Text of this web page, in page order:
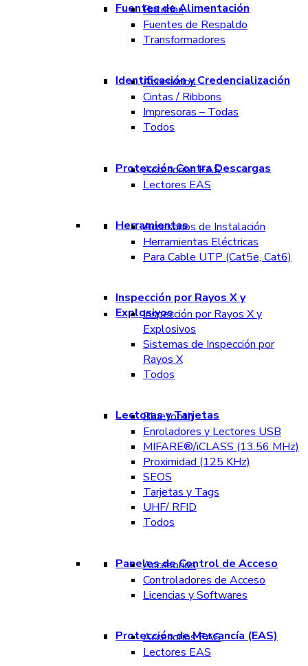
Fuentes de Alimentación
Baterías
Fuentes de Respaldo
Transformadores
Identificación y Credencialización
Accesorios
Cintas / Ribbons
Impresoras – Todas
Todos
Protección Contra Descargas
Accesorios EAS
Lectores EAS
Herramientas
Accesorios de Instalación
Herramientas Eléctricas
Para Cable UTP (Cat5e, Cat6)
Inspección por Rayos X y
Explosivos
Inspección por Rayos X y
Explosivos
Sistemas de Inspección por
Rayos X
Todos
Lectoras y Tarjetas
Bluetooth
Enroladores y Lectores USB
MIFARE®/iCLASS (13.56 MHz)
Proximidad (125 KHz)
SEOS
Tarjetas y Tags
UHF/ RFID
Todos
Paneles de Control de Acceso
Accesorios
Controladores de Acceso
Licencias y Softwares
Protección de Mercancía (EAS)
Accesorios EAS
Lectores EAS